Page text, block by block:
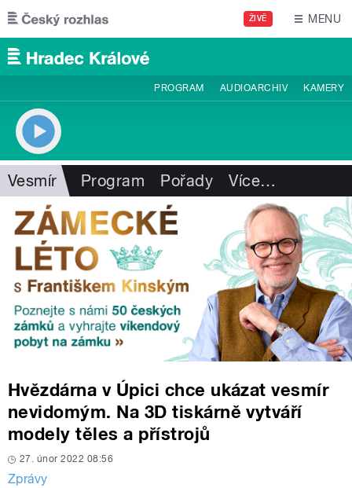
Přejít k hlavnímu obsahu
ŽIVĚ MENU
PROGRAM AUDIOARCHIV KAMERY
Vesmír Program Pořady Více…
Hvězdárna v Úpici chce ukázat vesmír
nevidomým. Na 3D tiskárně vytváří
modely těles a přístrojů
27. únor 2022 08:56
Zprávy